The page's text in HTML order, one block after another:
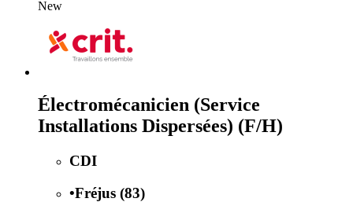
New
Électromécanicien (Service
Installations Dispersées) (F/H)
CDI
•Fréjus (83)